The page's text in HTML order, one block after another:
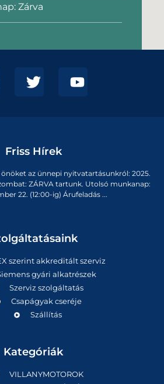
Zárva
Friss Hírek
az ünnepi nyitvatartásunkról: 2025.
ZÁRVA tartunk. Utolsó munkanap:
22. (12:00-ig) Árufeladás ...
szerint akkreditált szerviz
gyári alkatrészek
Szerviz szolgáltatás
Csapágyak cseréje
Szállítás
Kategóriák
VILLANYMOTOROK